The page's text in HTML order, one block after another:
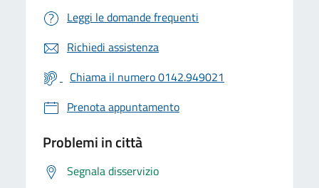
Leggi le domande frequenti
Richiedi assistenza
Chiama il numero 0142.949021
Prenota appuntamento
Problemi in città
Segnala disservizio